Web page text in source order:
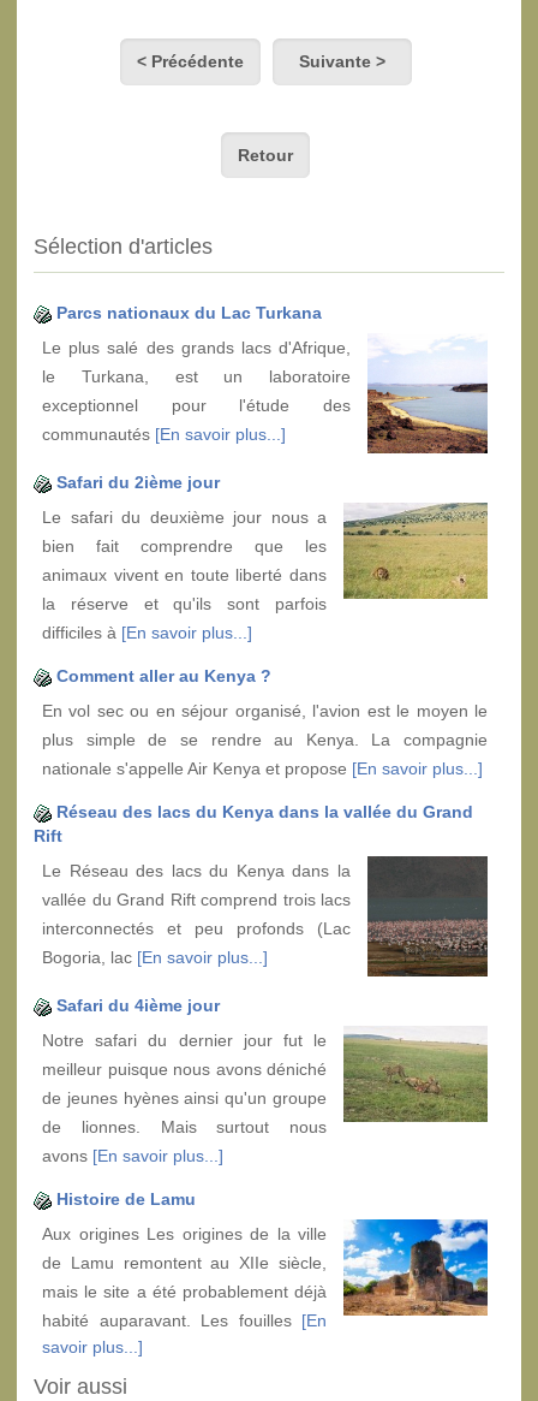
< Précédente Suivante >
Retour
Sélection d'articles
Parcs nationaux du Lac Turkana
Le plus salé des grands lacs d'Afrique,
le Turkana, est un laboratoire
exceptionnel pour l'étude des
communautés [En savoir plus...]
Safari du 2ième jour
Le safari du deuxième jour nous a
bien fait comprendre que les
animaux vivent en toute liberté dans
la réserve et qu'ils sont parfois
difficiles à [En savoir plus...]
Comment aller au Kenya ?
En vol sec ou en séjour organisé, l'avion est le moyen le
plus simple de se rendre au Kenya. La compagnie
nationale s'appelle Air Kenya et propose [En savoir plus...]
Réseau des lacs du Kenya dans la vallée du Grand
Rift
Le Réseau des lacs du Kenya dans la
vallée du Grand Rift comprend trois lacs
interconnectés et peu profonds (Lac
Bogoria, lac [En savoir plus...]
Safari du 4ième jour
Notre safari du dernier jour fut le
meilleur puisque nous avons déniché
de jeunes hyènes ainsi qu'un groupe
de lionnes. Mais surtout nous
avons [En savoir plus...]
Histoire de Lamu
Aux origines Les origines de la ville
de Lamu remontent au XIIe siècle,
mais le site a été probablement déjà
habité auparavant. Les fouilles [En
savoir plus...]
Voir aussi